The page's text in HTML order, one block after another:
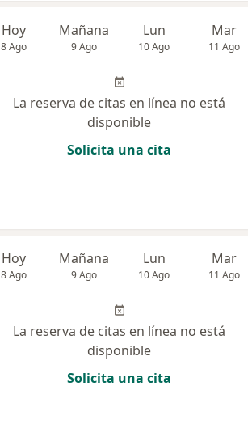
Hoy
8 Ago
Mañana
9 Ago
Lun
10 Ago
Mar
11 Ago
La reserva de citas en línea no está
disponible
Solicita una cita
Hoy
8 Ago
Mañana
9 Ago
Lun
10 Ago
Mar
11 Ago
La reserva de citas en línea no está
disponible
Solicita una cita